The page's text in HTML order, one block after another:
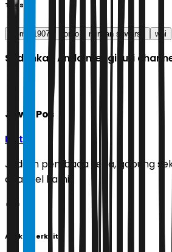
Tags
Como 1907 como mirwan suwarso wni
Sudahkah Anda mengikuti
Jawa Pos
Ikuti
Jadilah pembaca setia, gabung
channel kami!
Artikel Terkait